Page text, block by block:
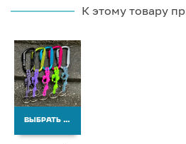
К этому товару
ВЫБРАТЬ ВАРИАНТЫ